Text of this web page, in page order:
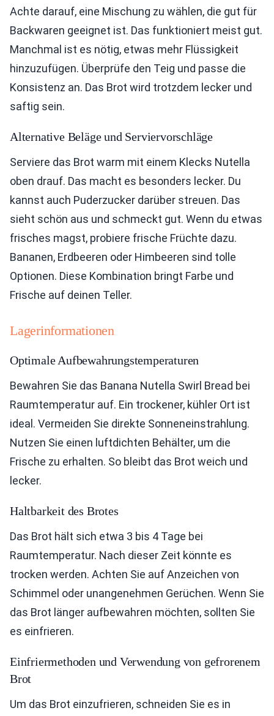
Achte darauf, eine Mischung zu wählen, die gut für
Backwaren geeignet ist. Das funktioniert meist gut.
Manchmal ist es nötig, etwas mehr Flüssigkeit
hinzuzufügen. Überprüfe den Teig und passe die
Konsistenz an. Das Brot wird trotzdem lecker und
saftig sein.
Alternative Beläge und Serviervorschläge
Serviere das Brot warm mit einem Klecks Nutella
oben drauf. Das macht es besonders lecker. Du
kannst auch Puderzucker darüber streuen. Das
sieht schön aus und schmeckt gut. Wenn du etwas
frisches magst, probiere frische Früchte dazu.
Bananen, Erdbeeren oder Himbeeren sind tolle
Optionen. Diese Kombination bringt Farbe und
Frische auf deinen Teller.
Lagerinformationen
Optimale Aufbewahrungstemperaturen
Bewahren Sie das Banana Nutella Swirl Bread bei
Raumtemperatur auf. Ein trockener, kühler Ort ist
ideal. Vermeiden Sie direkte Sonneneinstrahlung.
Nutzen Sie einen luftdichten Behälter, um die
Frische zu erhalten. So bleibt das Brot weich und
lecker.
Haltbarkeit des Brotes
Das Brot hält sich etwa 3 bis 4 Tage bei
Raumtemperatur. Nach dieser Zeit könnte es
trocken werden. Achten Sie auf Anzeichen von
Schimmel oder unangenehmen Gerüchen. Wenn Sie
das Brot länger aufbewahren möchten, sollten Sie
es einfrieren.
Einfriermethoden und Verwendung von gefrorenem
Brot
Um das Brot einzufrieren, schneiden Sie es in